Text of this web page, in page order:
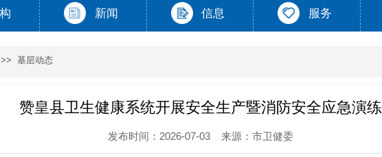
>>基层动态
赞皇县卫生健康系统开展安全生产暨消防安全应急演练
发布时间：2026-07-03 来源：市卫健委